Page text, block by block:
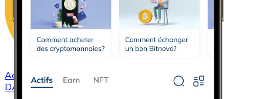
AcheterDAI
avec virement bancaire
DAI